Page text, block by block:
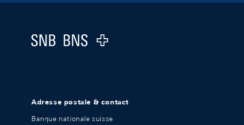
Logo
Adresse postale & contact
Banque nationale suisse